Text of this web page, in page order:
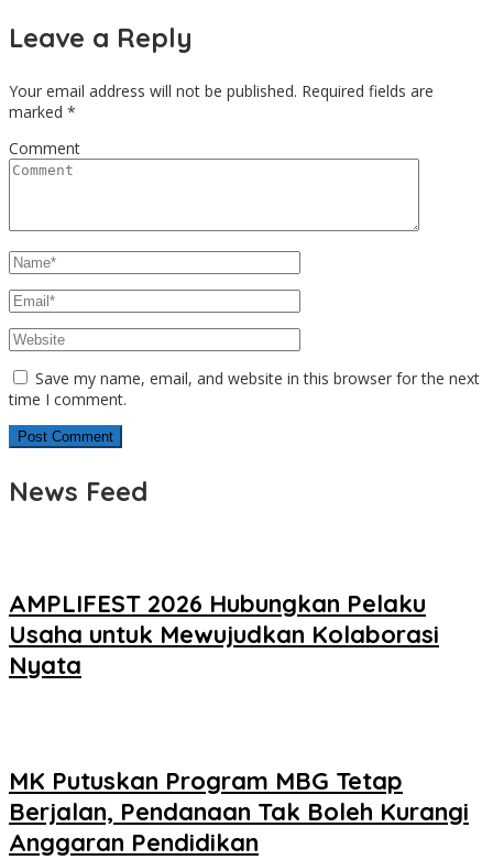
Leave a Reply
Your email address will not be published. Required fields are
marked *
Comment
Save my name, email, and website in this browser for the next
time I comment.
News Feed
AMPLIFEST 2026 Hubungkan Pelaku
Usaha untuk Mewujudkan Kolaborasi
Nyata
MK Putuskan Program MBG Tetap
Berjalan, Pendanaan Tak Boleh Kurangi
Anggaran Pendidikan